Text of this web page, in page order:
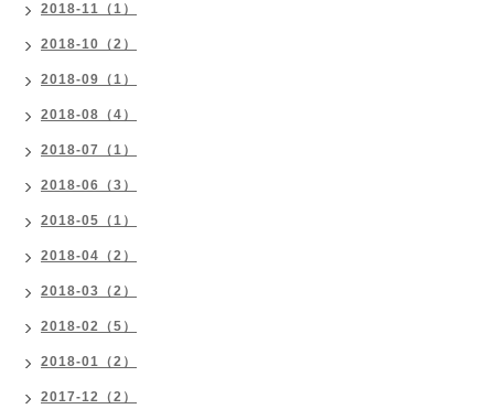
2018-11（1）
2018-10（2）
2018-09（1）
2018-08（4）
2018-07（1）
2018-06（3）
2018-05（1）
2018-04（2）
2018-03（2）
2018-02（5）
2018-01（2）
2017-12（2）